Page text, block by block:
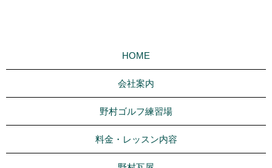
HOME
会社案内
野村ゴルフ練習場
料金・レッスン内容